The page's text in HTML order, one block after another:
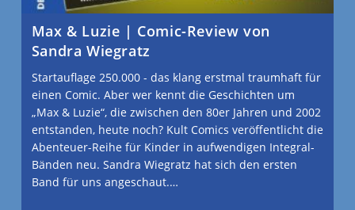
Max & Luzie | Comic-Review von
Sandra Wiegratz
Startauflage 250.000 - das klang erstmal traumhaft für
einen Comic. Aber wer kennt die Geschichten um
„Max & Luzie“, die zwischen den 80er Jahren und 2002
entstanden, heute noch? Kult Comics veröffentlicht die
Abenteuer-Reihe für Kinder in aufwendigen Integral-
Bänden neu. Sandra Wiegratz hat sich den ersten
Band für uns angeschaut.…